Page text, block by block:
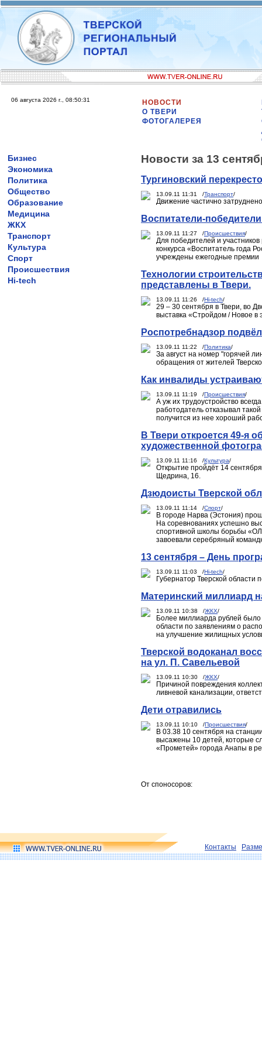
06 августа 2026 г., 08:50:31
НОВОСТИ
О ТВЕРИ
ФОТОГАЛЕРЕЯ
Бизнес
Экономика
Политика
Общество
Образование
Медицина
ЖКХ
Транспорт
Культура
Спорт
Происшествия
Hi-tech
Новости за 13
Тургиновский
13.09.11 11:31 /Транспорт/
Движение частично
Воспитатели-
13.09.11 11:27 /Происшествия/
Для победителей и
конкурса «Воспитатель года
учреждены ежегодные премии
Технологии
представлены в Твери.
13.09.11 11:26 /Hi-tech/
29 – 30 сентября в Твери, во
выставка «Стройдом / Новое в
Роспотребнадзор
13.09.11 11:22 /Политика/
За август на номер "горячей
обращения от жителей
Как инвалиды
13.09.11 11:19 /Происшествия/
А уж их трудоустройство
работодатель отказывал
получится из нее хороший
В Твери откроется 49-я
художественной
13.09.11 11:16 /Культура/
Открытие пройдёт 14
Щедрина, 16.
Дзюдоисты Тверской
13.09.11 11:14 /Спорт/
В городе Нарва (Эстония)
На соревнованиях успешно
спортивной школы борьбы
завоевали серебряный
13 сентября – День
13.09.11 11:03 /Hi-tech/
Губернатор Тверской
Материнский миллиард
13.09.11 10:38 /ЖКХ/
Более миллиарда рублей
области по заявлениям о
на улучшение жилищных
Тверской водоканал
на ул. П. Савельевой
13.09.11 10:30 /ЖКХ/
Причиной повреждения
ливневой канализации,
Дети отравились
13.09.11 10:10 /Происшествия/
В 03.38 10 сентября на
высажены 10 детей, которые
«Прометей» города Анапы в
От споносоров:
Контакты